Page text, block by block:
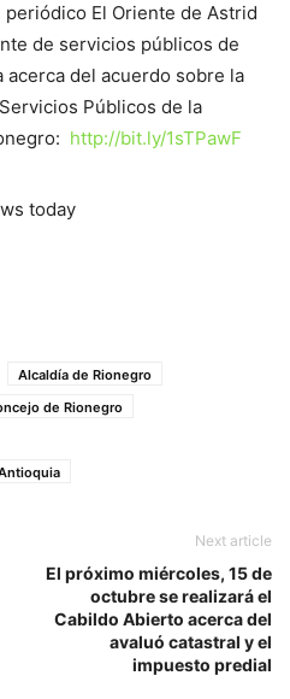
El Oriente de Astrid
de servicios públicos de
del acuerdo sobre la
Públicos de la
http://bit.ly/1sTPawF
today
Alcaldía de Rionegro
de Rionegro
Next article
El próximo miércoles, 15 de
octubre se realizará el
Cabildo Abierto acerca del
avaluó catastral y el
impuesto predial